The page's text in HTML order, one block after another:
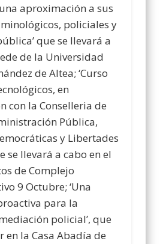
aproximación a sus
policiales y
que se llevará a
de la Universidad
de Altea; ‘Curso
en
con la Conselleria de
Pública,
y Libertades
se llevará a cabo en el
de Complejo
9 Octubre; ‘Una
para la
policial’, que
en la Casa Abadía de